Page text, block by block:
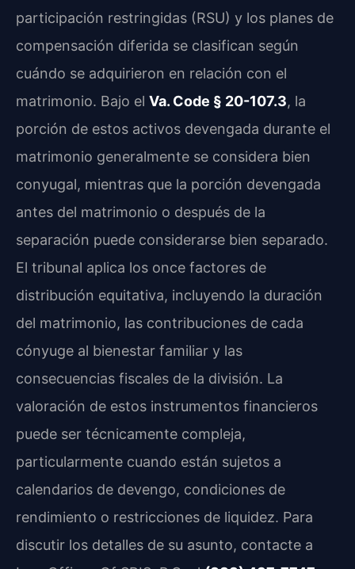
participación restringidas (RSU) y los planes de
compensación diferida se clasifican según
cuándo se adquirieron en relación con el
matrimonio. Bajo el Va. Code § 20-107.3, la
porción de estos activos devengada durante el
matrimonio generalmente se considera bien
conyugal, mientras que la porción devengada
antes del matrimonio o después de la
separación puede considerarse bien separado.
El tribunal aplica los once factores de
distribución equitativa, incluyendo la duración
del matrimonio, las contribuciones de cada
cónyuge al bienestar familiar y las
consecuencias fiscales de la división. La
valoración de estos instrumentos financieros
puede ser técnicamente compleja,
particularmente cuando están sujetos a
calendarios de devengo, condiciones de
rendimiento o restricciones de liquidez. Para
discutir los detalles de su asunto, contacte a